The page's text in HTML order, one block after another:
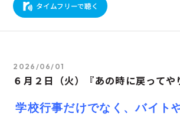
タイムフリーで聴く
2026/06/01
６月２日（火）『あの時に戻ってや
学校行事だけでなく、バイト